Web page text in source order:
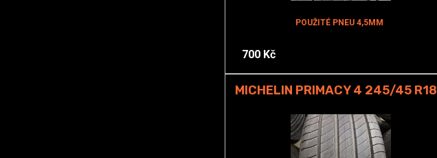
POUŽITÉ PNEU 4,5MM
700 Kč
MICHELIN PRIMACY 4 245/45 R18